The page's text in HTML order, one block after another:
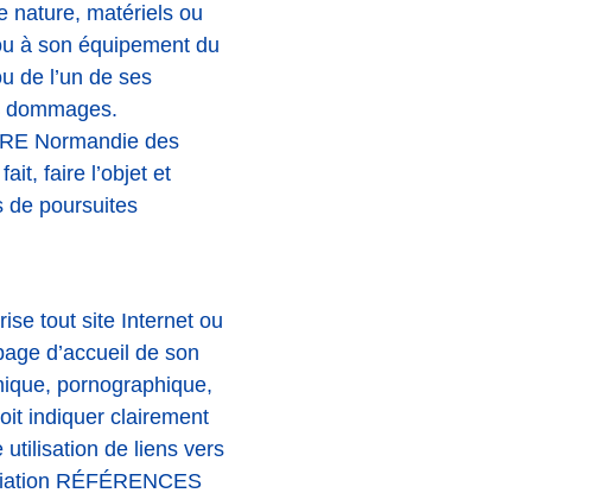
nature, matériels ou
à son équipement du
de l’un de ses
Normandie des
faire l’objet et
de poursuites
tout site Internet ou
d’accueil de son
pornographique,
indiquer clairement
utilisation de liens vers
RÉFÉRENCES